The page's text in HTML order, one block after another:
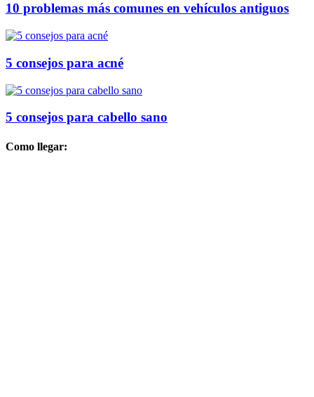
10 problemas más comunes en vehículos antiguos
5 consejos para acné
5 consejos para cabello sano
Como llegar: